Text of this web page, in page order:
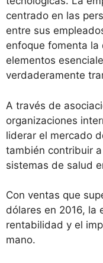
centrado en las
entre sus
enfoque fomenta la
elementos
verdaderamente
A través de
organizaciones
liderar el mercado
también contribuir
sistemas de salud
Con ventas que
dólares en 2016, la
rentabilidad y el
mano.